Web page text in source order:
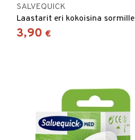
SALVEQUICK
Laastarit eri kokoisina sormille
3,90 €